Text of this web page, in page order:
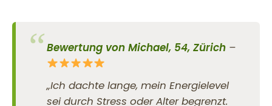
Bewertung von Michael, 54, Zürich –
„Ich dachte lange, mein Energielevel
sei durch Stress oder Alter begrenzt.